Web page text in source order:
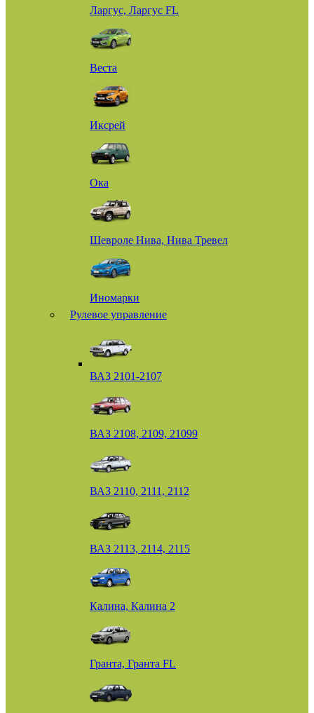
Ларгус, Ларгус FL
Веста
Иксрей
Ока
Шевроле Нива, Нива Тревел
Иномарки
Рулевое управление
ВАЗ 2101-2107
ВАЗ 2108, 2109, 21099
ВАЗ 2110, 2111, 2112
ВАЗ 2113, 2114, 2115
Калина, Калина 2
Гранта, Гранта FL